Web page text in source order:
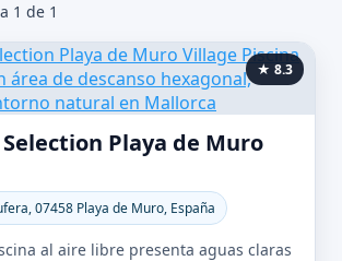
1 de 1
★ 8.3
Playa de Muro
07458 Playa de Muro, España
al aire libre presenta aguas claras